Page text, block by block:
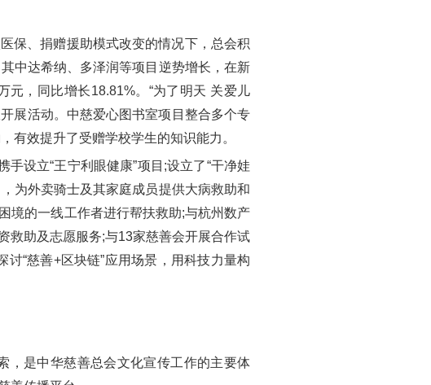
保、捐赠援助模式改变的情况下，总会积
中达希纳、多泽润等项目逆势增长，在新
元，同比增长18.81%。“为了明天 关爱儿
展活动。中慈爱心图书室项目整合多个专
有效提升了受赠学校学生的知识能力。
设立“王宁利眼健康”项目;设立了“干净娃
为外卖骑士及其家庭成员提供大病救助和
境的一线工作者进行帮扶救助;与杭州数产
救助及志愿服务;与13家慈善会开展合作试
“慈善+区块链”应用场景，用科技力量构
是中华慈善总会文化宣传工作的主要体